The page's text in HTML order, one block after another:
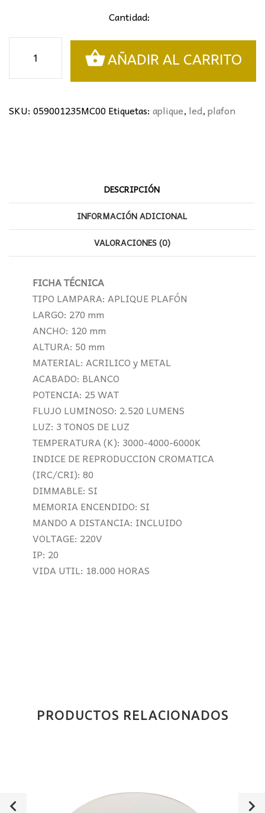
Cantidad:
APLIQUE/PLAFÓN
KAPAS
BLANCO
AÑADIR AL CARRITO
SKU: 059001235MC00Etiquetas: aplique, led,plafon
DESCRIPCIÓN
INFORMACIÓN ADICIONAL
VALORACIONES (0)
FICHA TÉCNICA
TIPO LAMPARA: APLIQUE PLAFÓN
LARGO: 270 mm
ANCHO: 120 mm
ALTURA: 50 mm
MATERIAL: ACRILICO y METAL
ACABADO: BLANCO
POTENCIA: 25 WAT
FLUJO LUMINOSO: 2.520 LUMENS
LUZ: 3 TONOS DE LUZ
TEMPERATURA (K): 3000-4000-6000K
INDICE DE REPRODUCCION CROMATICA
(IRC/CRI): 80
DIMMABLE: SI
MEMORIA ENCENDIDO: SI
MANDO A DISTANCIA: INCLUIDO
VOLTAGE: 220V
IP: 20
VIDA UTIL: 18.000 HORAS
PRODUCTOS RELACIONADOS